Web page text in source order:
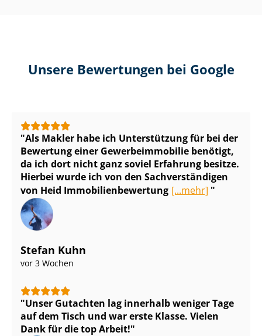
Unsere Bewertungen bei Google
Als Makler habe ich Unterstützung für bei der
Bewertung einer Ge­wer­be­im­mo­bi­lie benötigt,
da ich dort nicht ganz soviel Erfahrung besitze.
Hierbei wurde ich von den Sach­ver­stän­di­gen
von Heid Im­mo­bi­li­en­be­wer­tung [...mehr]
Stefan Kuhn
vor 3 Wochen
Unser Gutachten lag innerhalb weniger Tage
auf dem Tisch und war erste Klasse. Vielen
Dank für die top Arbeit!